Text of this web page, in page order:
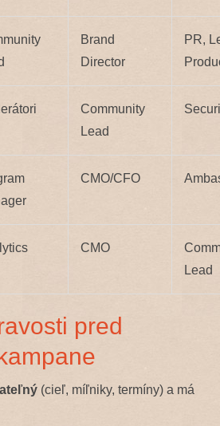
Brand
Director
PR,
Community
Lead
CMO/CFO
CMO
Lead
pred
(cieľ, míľniky, termíny) a má